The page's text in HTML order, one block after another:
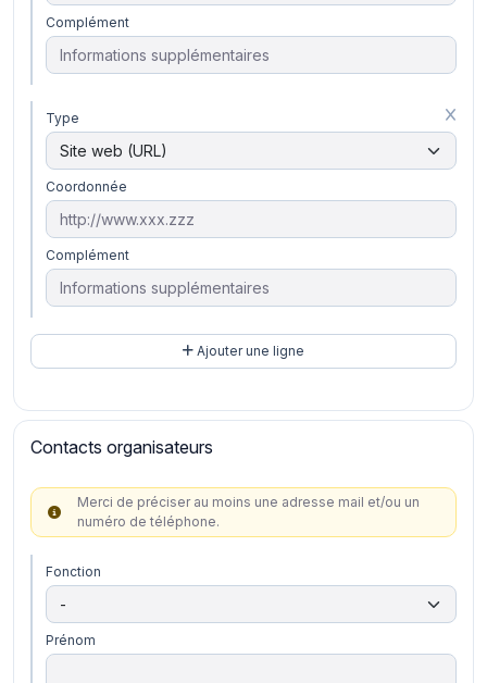
Complément
Type
Coordonnée
Complément
Ajouter une ligne
Contacts organisateurs
Merci de préciser au moins une adresse mail et/ou un
numéro de téléphone.
Fonction
Prénom